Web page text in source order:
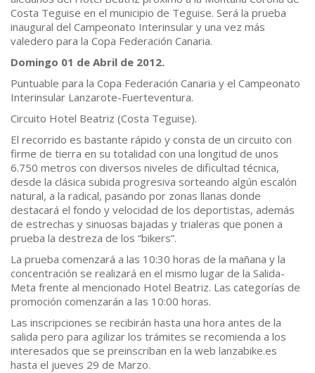
Costa Teguise en el municipio de Teguise. Será la prueba
inaugural del Campeonato Interinsular y una vez más
valedero para la Copa Federación Canaria.
Domingo 01 de Abril de 2012.
Puntuable para la Copa Federación Canaria y el Campeonato
Interinsular Lanzarote-Fuerteventura.
Circuito Hotel Beatriz (Costa Teguise).
El recorrido es bastante rápido y consta de un circuito con
firme de tierra en su totalidad con una longitud de unos
6.750 metros con diversos niveles de dificultad técnica,
desde la clásica subida progresiva sorteando algún escalón
natural, a la radical, pasando por zonas llanas donde
destacará el fondo y velocidad de los deportistas, además
de estrechas y sinuosas bajadas y trialeras que ponen a
prueba la destreza de los “bikers”.
La prueba comenzará a las 10:30 horas de la mañana y la
concentración se realizará en el mismo lugar de la Salida-
Meta frente al mencionado Hotel Beatriz. Las categorías de
promoción comenzarán a las 10:00 horas.
Las inscripciones se recibirán hasta una hora antes de la
salida pero para agilizar los trámites se recomienda a los
interesados que se preinscriban en la web lanzabike.es
hasta el jueves 29 de Marzo.